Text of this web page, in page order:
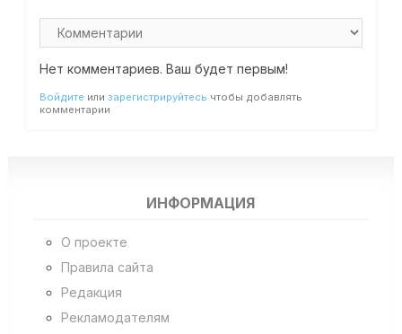
Нет комментариев. Ваш будет первым!
Войдите или зарегистрируйтесь чтобы добавлять
комментарии
ИНФОРМАЦИЯ
О проекте
Правила сайта
Редакция
Рекламодателям